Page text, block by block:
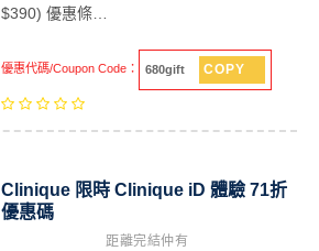
$390) 優惠條…
優惠代碼/Coupon Code： 680gift COPY
Clinique 限時 Clinique iD 體驗 71折
優惠碼
距離完結仲有